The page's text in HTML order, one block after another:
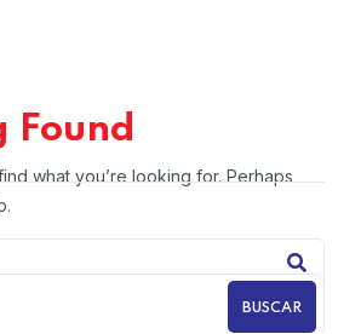
Found
what you’re looking for. Perhaps
BUSCAR